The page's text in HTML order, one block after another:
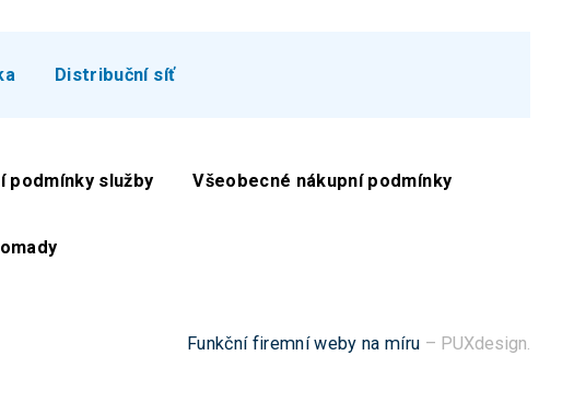
Distribuční síť
podmínky služby Všeobecné nákupní podmínky
Funkční firemní weby na míru – PUXdesign.